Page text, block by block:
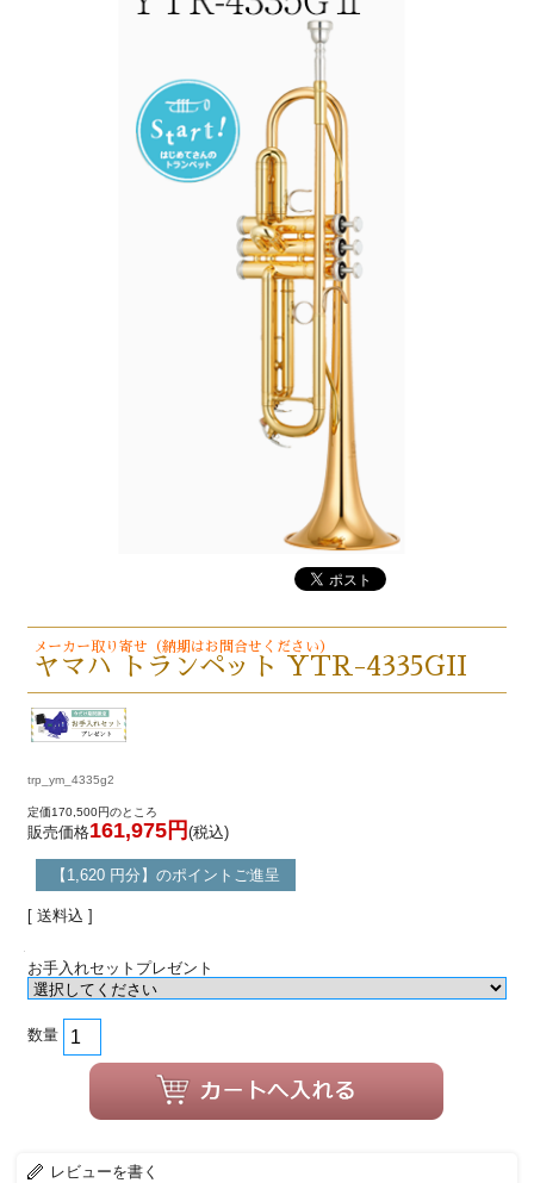
メーカー取り寄せ（納期はお問合せください）
ヤマハ トランペット YTR-4335GII
trp_ym_4335g2
定価170,500円のところ
販売価格161,975円 (税込)
【1,620 円分】のポイントご進呈
[ 送料込 ]
お手入れセットプレゼント
数量
レビューを書く